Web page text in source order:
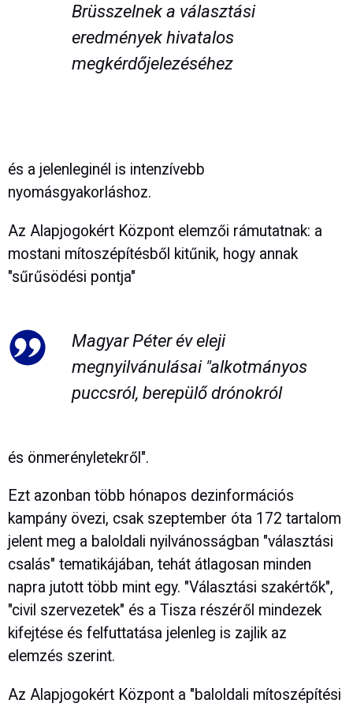
Brüsszelnek a választási
eredmények hivatalos
megkérdőjelezéséhez
és a jelenleginél is intenzívebb
nyomásgyakorláshoz.
Az Alapjogokért Központ elemzői rámutatnak: a
mostani mítoszépítésből kitűnik, hogy annak
"sűrűsödési pontja"
Magyar Péter év eleji
megnyilvánulásai "alkotmányos
puccsról, berepülő drónokról
és önmerényletekről".
Ezt azonban több hónapos dezinformációs
kampány övezi, csak szeptember óta 172 tartalom
jelent meg a baloldali nyilvánosságban "választási
csalás" tematikájában, tehát átlagosan minden
napra jutott több mint egy. "Választási szakértők",
"civil szervezetek" és a Tisza részéről mindezek
kifejtése és felfuttatása jelenleg is zajlik az
elemzés szerint.
Az Alapjogokért Központ a "baloldali mítoszépítési